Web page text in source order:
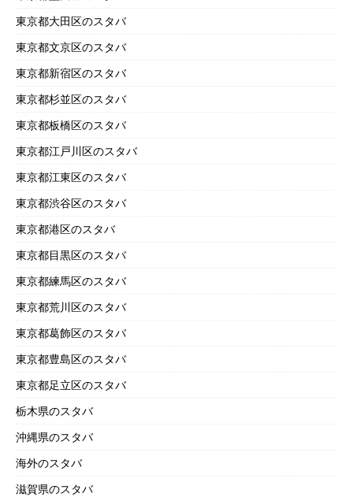
東京都大田区のスタバ
東京都文京区のスタバ
東京都新宿区のスタバ
東京都杉並区のスタバ
東京都板橋区のスタバ
東京都江戸川区のスタバ
東京都江東区のスタバ
東京都渋谷区のスタバ
東京都港区のスタバ
東京都目黒区のスタバ
東京都練馬区のスタバ
東京都荒川区のスタバ
東京都葛飾区のスタバ
東京都豊島区のスタバ
東京都足立区のスタバ
栃木県のスタバ
沖縄県のスタバ
海外のスタバ
滋賀県のスタバ